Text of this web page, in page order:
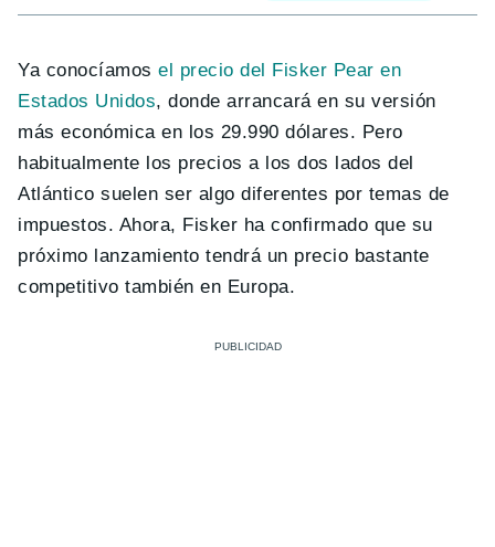
Ya conocíamos el precio del Fisker Pear en
Estados Unidos, donde arrancará en su versión
más económica en los 29.990 dólares. Pero
habitualmente los precios a los dos lados del
Atlántico suelen ser algo diferentes por temas de
impuestos. Ahora, Fisker ha confirmado que su
próximo lanzamiento tendrá un precio bastante
competitivo también en Europa.